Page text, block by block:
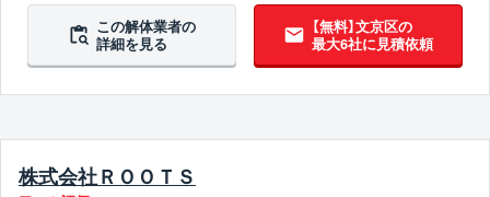
この解体業者の
詳細を見る
【無料】文京区の
最大6社に見積依頼
株式会社ＲＯＯＴＳ